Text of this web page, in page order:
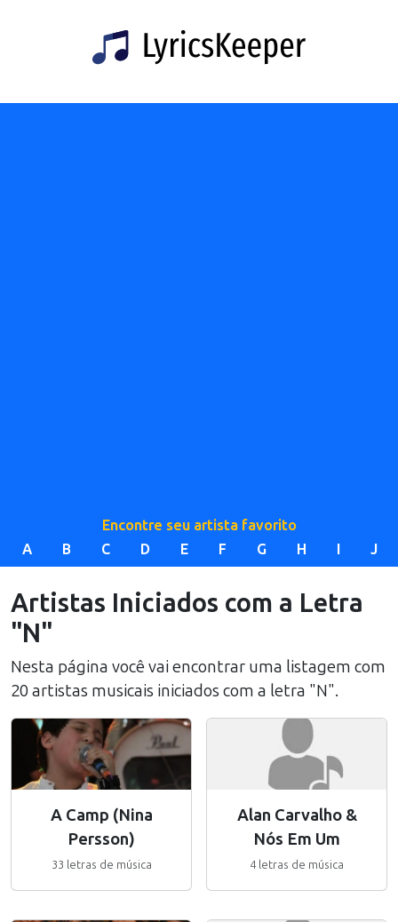
Encontre seu artista favorito
A
B C D E F G H I J
Artistas Iniciados com a Letra
"N"
Nesta página você vai encontrar uma listagem com
20 artistas musicais iniciados com a letra "N".
A Camp (Nina
Persson)
33 letras de música
Alan Carvalho &
Nós Em Um
4 letras de música